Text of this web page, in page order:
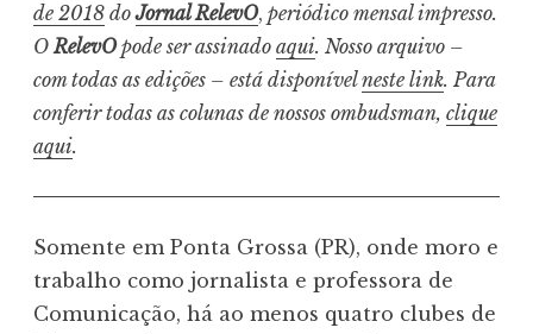
de 2018 do Jornal RelevO, periódico mensal impresso.
ORelevOpode ser assinado aqui. Nosso arquivo –
com todas as edições – está disponívelneste link. Para
conferir todas as colunas de nossos ombudsman, clique
aqui.
Somente em Ponta Grossa (PR), onde moro e
trabalho como jornalista e professora de
Comunicação, há ao menos quatro clubes de